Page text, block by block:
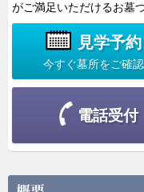
がご満足いただけるお墓
見学予約
今すぐ墓所をご確認
電話受付